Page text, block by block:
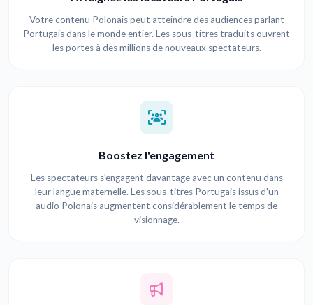
Votre contenu Polonais peut atteindre des audiences parlant
Portugais dans le monde entier. Les sous-titres traduits ouvrent
les portes à des millions de nouveaux spectateurs.
Boostez l'engagement
Les spectateurs s'engagent davantage avec un contenu dans
leur langue maternelle. Les sous-titres Portugais issus d'un
audio Polonais augmentent considérablement le temps de
visionnage.